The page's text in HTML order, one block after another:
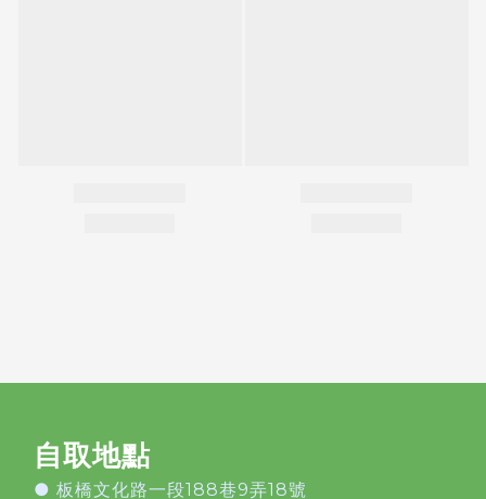
自取地點
● 板橋文化路一段188巷9弄18號